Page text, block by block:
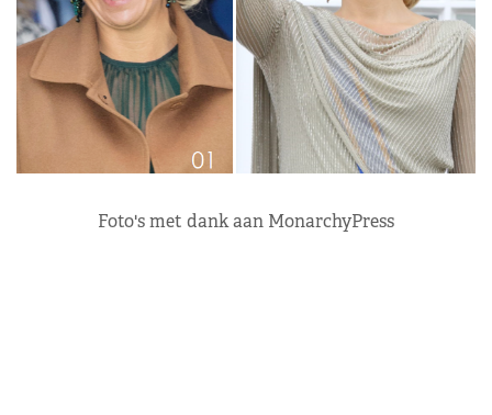
Foto's met dank aan MonarchyPress